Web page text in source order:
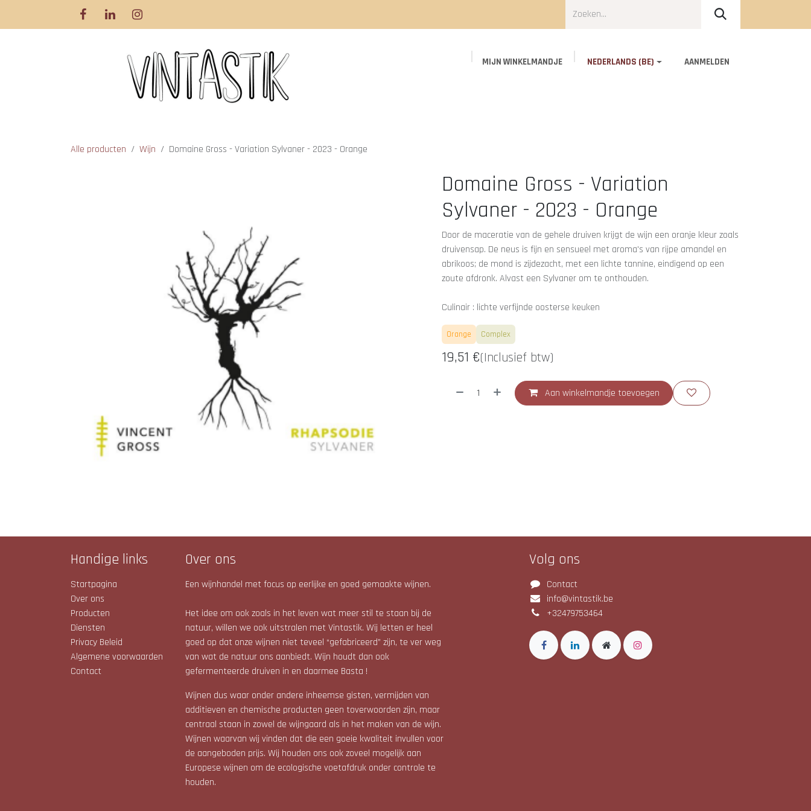
Overslaan naar inhoud
MIJN WINKELMANDJE NEDERLANDS (BE) AANMELDEN
Alle producten Wijn Domaine Gross - Variation Sylvaner - 2023 - Orange
Domaine Gross - Variation
Sylvaner - 2023 - Orange
Door de maceratie van de gehele druiven krijgt de wijn een oranje kleur zoals
druivensap. De neus is fijn en sensueel met aroma's van rijpe amandel en
abrikoos; de mond is zijdezacht, met een lichte tannine, eindigend op een
zoute afdronk. Alvast een Sylvaner om te onthouden.
Culinair : lichte verfijnde oosterse keuken
Orange Complex
19,51 €(Inclusief btw)
Aan winkelmandje toevoegen
Handige links
Startpagina
Over ons
Producten
Diensten
Privacy Beleid
Algemene voorwaarden
Contact
Over ons
Een wijnhandel met focus op eerlijke en goed gemaakte wijnen.
Het idee om ook zoals in het leven wat meer stil te staan bij de
natuur, willen we ook uitstralen met Vintastik. Wij letten er heel
goed op dat onze wijnen niet teveel “gefabriceerd” zijn, te ver weg
van wat de natuur ons aanbiedt. Wijn houdt dan ook
gefermenteerde druiven in en daarmee Basta !
Wijnen dus waar onder andere inheemse gisten, vermijden van
additieven en chemische producten geen toverwoorden zijn, maar
centraal staan in zowel de wijngaard als in het maken van de wijn.
Wijnen waarvan wij vinden dat die een goeie kwaliteit invullen voor
de aangeboden prijs. Wij houden ons ook zoveel mogelijk aan
Europese wijnen om de ecologische voetafdruk onder controle te
houden.
Volg ons
Contact
info@vintastik.be
+32479753464